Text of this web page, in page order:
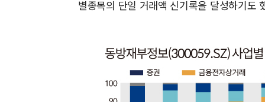
별종목의 단일 거래액 신기록을 달성하기도